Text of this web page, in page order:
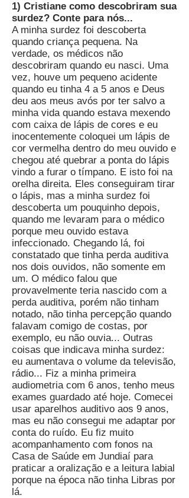
1) Cristiane como descobriram sua
surdez? Conte para nós...
A minha surdez foi descoberta
quando criança pequena. Na
verdade, os médicos não
descobriram quando eu nasci. Uma
vez, houve um pequeno acidente
quando eu tinha 4 a 5 anos e Deus
deu aos meus avós por ter salvo a
minha vida quando estava mexendo
com caixa de lápis de cores e eu
inocentemente coloquei um lápis de
cor vermelha dentro do meu ouvido e
chegou até quebrar a ponta do lápis
vindo a furar o tímpano. E isto foi na
orelha direita. Eles conseguiram tirar
o lápis, mas a minha surdez foi
descoberta um pouquinho depois,
quando me levaram para o médico
porque meu ouvido estava
infeccionado. Chegando lá, foi
constatado que tinha perda auditiva
nos dois ouvidos, não somente em
um. O médico falou que
provavelmente teria nascido com a
perda auditiva, porém não tinham
notado, não tinha percepção quando
falavam comigo de costas, por
exemplo, eu não ouvia... Outras
coisas que indicava minha surdez:
eu aumentava o volume da televisão,
rádio... Fiz a minha primeira
audiometria com 6 anos, tenho meus
exames guardado até hoje. Comecei
usar aparelhos auditivo aos 9 anos,
mas eu não consegui me adaptar por
conta do ruído. Eu fiz muito
acompanhamento com fonos na
Casa de Saúde em Jundiaí para
praticar a oralização e a leitura labial
porque na época não tinha Libras por
lá.